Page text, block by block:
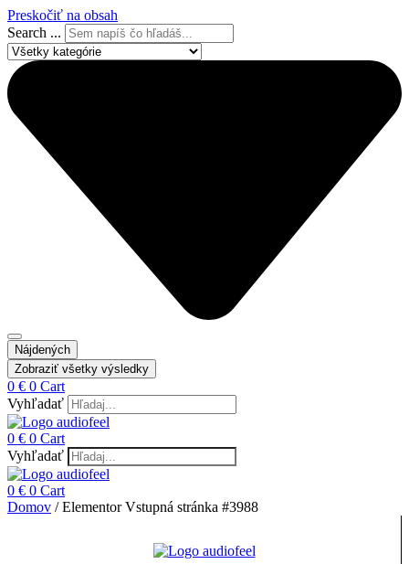
Preskočiť na obsah
Search ...
Nájdených
Zobraziť všetky výsledky
0 € 0 Cart
Vyhľadať
0 € 0 Cart
Vyhľadať
0 € 0 Cart
Domov / Elementor Vstupná stránka #3988